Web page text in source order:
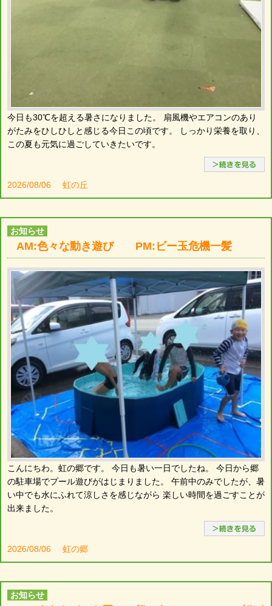
今日も30℃を超える暑さになりました。 扇風機やエアコンのあり
がたみをひしひしと感じる今日この頃です。 しっかり栄養を取り、
この夏も元気に過ごしていきたいです。
2026/08/06 虹の丘
お知らせ
AM:色々な動き遊び PM:ビー玉危機一髪
こんにちわ。虹の郷です。 今日も暑い一日でしたね。 今日から郷
の駐車場でプール遊びがはじまりました。 午前中のみでしたが、暑
い中でも水にふれて涼しさを感じながら 楽しい時間を過ごすことが
出来ました。
2026/08/06 虹の郷
お知らせ